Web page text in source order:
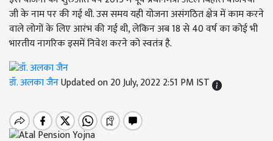
जी के नाम पर की गई थी. उस समय यही योजना असंगठित क्षेत्र में काम करने
वाले लोगों के लिए आरंभ की गई थी, लेकिन अब 18 से 40 वर्ष का कोई भी
भारतीय नागरिक इसमें निवेश करने को स्वतंत्र है.
डॉ. अलका जैनUpdated on 20 July, 2022 2:51 PM IST